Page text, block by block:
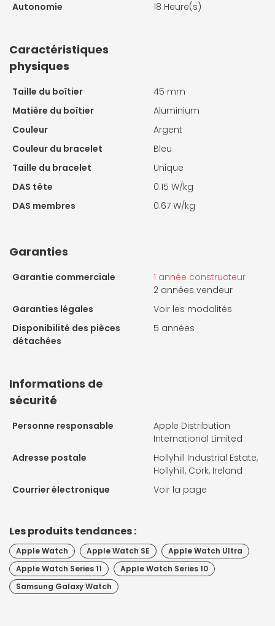
Autonomie 18 Heure(s)
Caractéristiques
physiques
Taille du boîtier
45 mm
Matière du boîtier
Aluminium
Couleur
Argent
Couleur du bracelet
Bleu
Taille du bracelet
Unique
DAS tête
0.15 W/kg
DAS membres
0.67 W/kg
Garanties
Garantie commerciale
1 année constructeur
2 années vendeur
Garanties légales
Voir les modalités
Disponibilité des pièces
détachées
5 années
Informations de
sécurité
Personne responsable
Apple Distribution
International Limited
Adresse postale
Hollyhill Industrial Estate,
Hollyhill, Cork, Ireland
Courrier électronique
Voir la page
Les produits tendances :
Apple Watch Apple Watch SE
Apple Watch Ultra
Apple Watch Series 11
Apple Watch Series 10
Samsung Galaxy Watch